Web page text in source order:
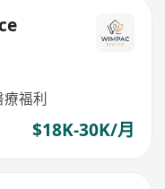
福利
$18K-30K/月